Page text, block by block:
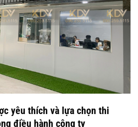
yêu thích và lựa chọn thi
điều hành công ty